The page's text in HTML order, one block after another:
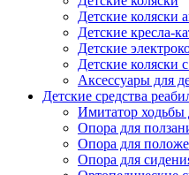
Детские коляски
Детские кресла-
Детские
Детские коляски
Аксессуары для
Детские средства
Имитатор ходьбы
Опора для
Опора для
Опора для